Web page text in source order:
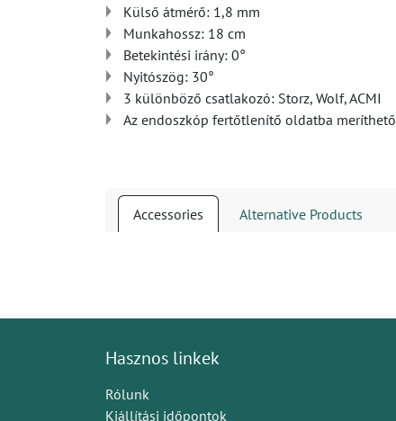
Külső átmérő: 1,8 mm
Munkahossz: 18 cm
Betekintési irány: 0°
Nyitószög: 30°
3 különböző csatlakozó: Storz, Wolf, ACMI
Az endoszkóp fertőtlenítő oldatba meríthető
Accessories Alternative Products
Hasznos linkek
Rólunk
Kiállítási időpontok